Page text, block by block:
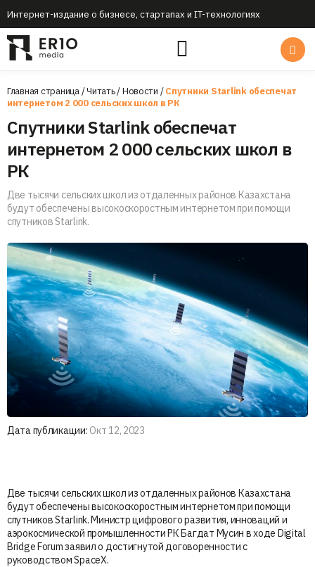
Интернет-издание о бизнесе, стартапах и IT-технологиях
Главная страница/Читать/Новости /Спутники Starlink обеспечат
интернетом 2 000 сельских школ в РК
Спутники Starlink обеспечат
интернетом 2 000 сельских школ в
РК
Две тысячи сельских школ из отдаленных районов Казахстана
будут обеспечены высокоскоростным интернетом при помощи
спутников Starlink.
Дата публикации: Окт 12, 2023
Две тысячи сельских школ из отдаленных районов Казахстана
будут обеспечены высокоскоростным интернетом при помощи
спутников Starlink. Министр цифрового развития, инноваций и
аэрокосмической промышленности РК Багдат Мусин в ходе Digital
Bridge Forum заявил о достигнутой договоренности с
руководством SpaceX.